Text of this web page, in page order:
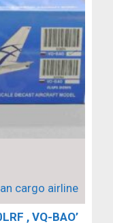
cargo airline
, VQ-BAO’